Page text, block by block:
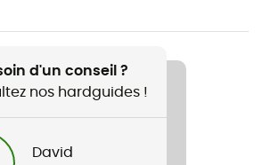
d'un conseil ?
nos hardguides !
David